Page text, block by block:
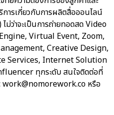
ารเกี่ยวกับการผลิตสื่อออนไลน์
ว่าจะเป็นการถ่ายทอดสด Video
Virtual Event, Zoom,
Creative Design,
Services, Internet Solution
ทุกระดับ สนใจติดต่อที่
หรือ